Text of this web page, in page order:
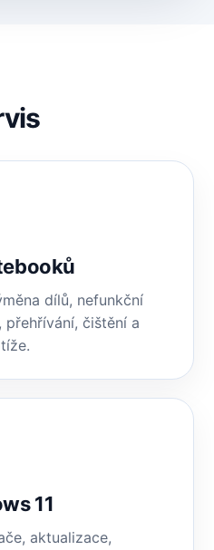
dílů, nefunkční
čištění a
11
aktualizace,